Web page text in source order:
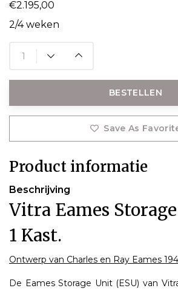
€2.195,00
2/4 weken
BESTELLEN
Save As
Product informatie
Beschrijving
Vitra Eames
1 Kast.
Ontwerp van Charles en Ray Eames
De Eames Storage Unit (ESU) van